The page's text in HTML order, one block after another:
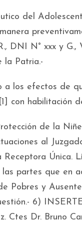
del
DNI N° xxx y
la Patria.-
a los efectos de
con habilitación
de la
al
Única.
partes que en
Pobres y
6)
Ctes Dr. Bruno